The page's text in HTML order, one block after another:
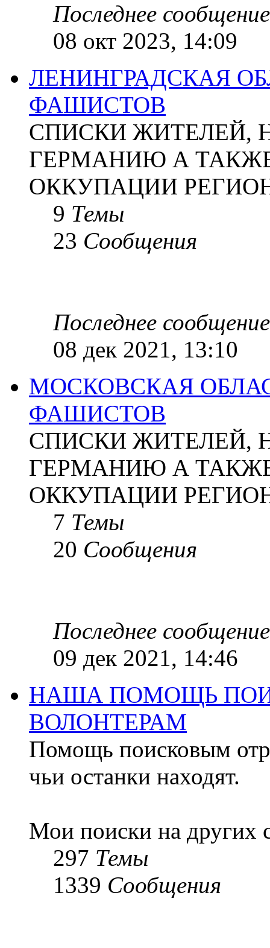
Последнее сообщение
08 окт 2023, 14:09
ЛЕНИНГРАДСКАЯ
ФАШИСТОВ
СПИСКИ ЖИТЕЛЕЙ,
ГЕРМАНИЮ А
ОККУПАЦИИ
9 Темы
23 Сообщения
Последнее сообщение
08 дек 2021, 13:10
МОСКОВСКАЯ
ФАШИСТОВ
СПИСКИ ЖИТЕЛЕЙ,
ГЕРМАНИЮ А
ОККУПАЦИИ
7 Темы
20 Сообщения
Последнее сообщение
09 дек 2021, 14:46
НАША ПОМОЩЬ
ВОЛОНТЕРАМ
Помощь поисковым
чьи останки находят.
Мои поиски на других
297 Темы
1339 Сообщения